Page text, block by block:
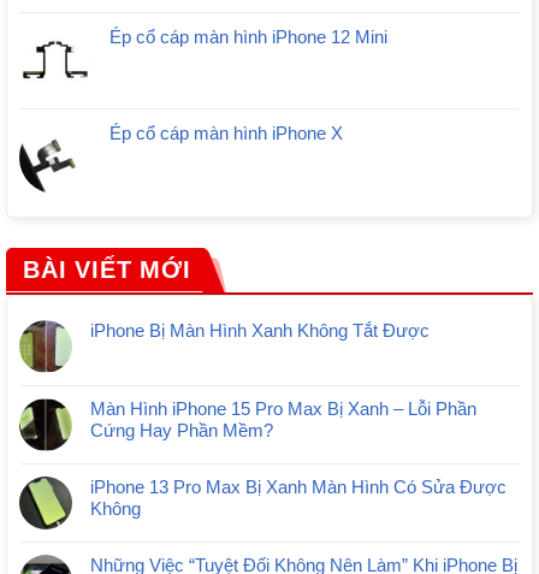
Ép cổ cáp màn hình iPhone 12 Mini
Ép cổ cáp màn hình iPhone X
BÀI VIẾT MỚI
iPhone Bị Màn Hình Xanh Không Tắt Được
Màn Hình iPhone 15 Pro Max Bị Xanh – Lỗi Phần
Cứng Hay Phần Mềm?
iPhone 13 Pro Max Bị Xanh Màn Hình Có Sửa Được
Không
Những Việc “Tuyệt Đối Không Nên Làm” Khi iPhone Bị